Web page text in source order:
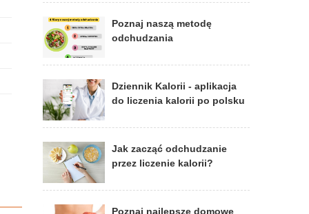
Poznaj naszą metodę
odchudzania
Dziennik Kalorii - aplikacja
do liczenia kalorii po polsku
Jak zacząć odchudzanie
przez liczenie kalorii?
Poznaj najlepsze domowe